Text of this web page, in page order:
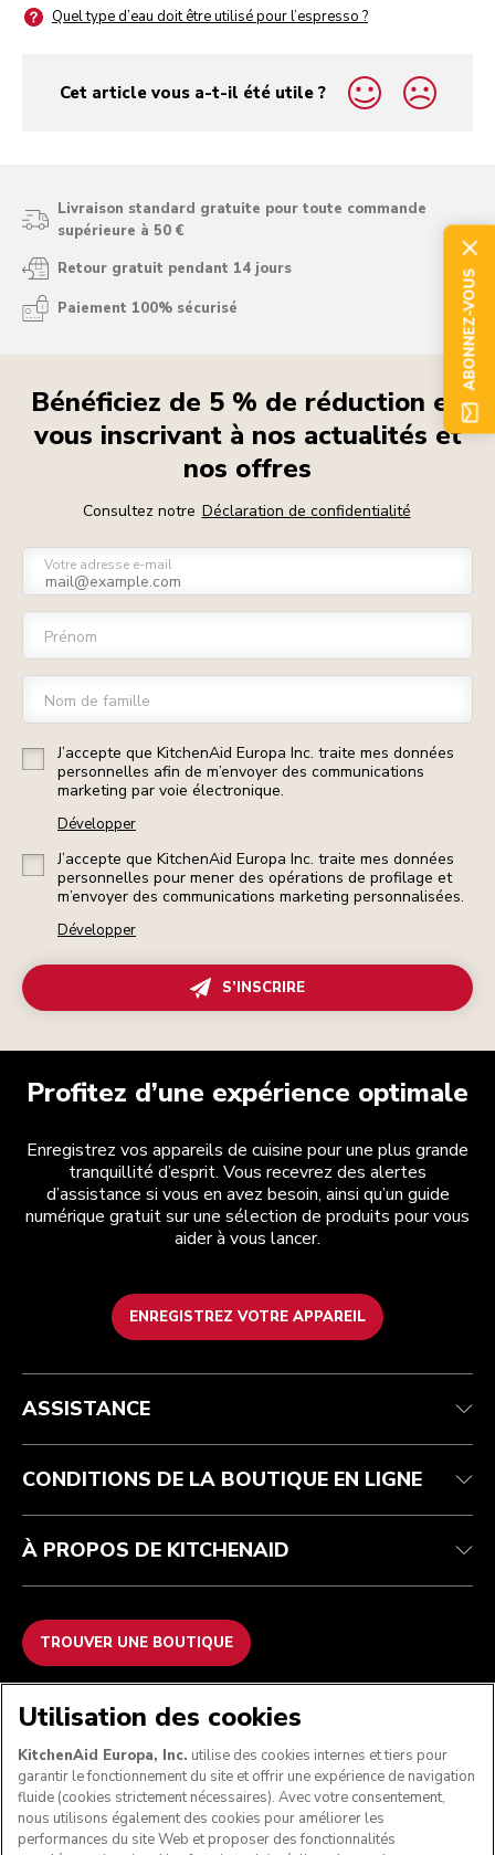
Quel type d’eau doit être utilisé pour l’espresso ?
Cet article vous a-t-il été utile ?
yes
no
Livraison standard gratuite pour toute commande
supérieure à 50 €
Retour gratuit pendant 14 jours
Paiement 100% sécurisé
Bénéficiez de 5 % de réduction en
vous inscrivant à nos actualités et
nos offres
Consultez notre Déclaration de confidentialité
Votre adresse e-mail
Prénom
Nom de famille
J’accepte que KitchenAid Europa Inc. traite mes données
personnelles afin de m’envoyer des communications
marketing par voie électronique.
Développer
J’accepte que KitchenAid Europa Inc. traite mes données
personnelles pour mener des opérations de profilage et
m’envoyer des communications marketing personnalisées.
Développer
S’INSCRIRE
Profitez d’une expérience optimale
Enregistrez vos appareils de cuisine pour une plus grande
tranquillité d’esprit. Vous recevrez des alertes
d’assistance si vous en avez besoin, ainsi qu’un guide
numérique gratuit sur une sélection de produits pour vous
aider à vous lancer.
ENREGISTREZ VOTRE APPAREIL
Health Check
Suivez votre commande
Garantie et documents
Recupel
Conditions générales de vente
Retours et remboursements
Imprint
ODR
La marque
Trouver une boutique
ASSISTANCE
CONDITIONS DE LA BOUTIQUE EN LIGNE
À PROPOS DE KITCHENAID
TROUVER UNE BOUTIQUE
NOUS ACCEPTONS
SUIVEZ-NOUS
ABONNEZ-VOUS
Utilisation des cookies
KitchenAid Europa, Inc. utilise des cookies internes et tiers pour
garantir le fonctionnement du site et offrir une expérience de navigation
fluide (cookies strictement nécessaires). Avec votre consentement,
nous utilisons également des cookies pour améliorer les
performances du site Web et proposer des fonctionnalités